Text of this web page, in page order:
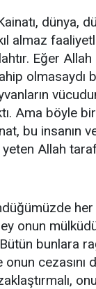
dünya,
almaz
Eğer Allah
olmasaydı
Ama böyle bir
bu insanın
Allah
her
onun
bunlara